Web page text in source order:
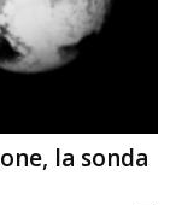
la sonda